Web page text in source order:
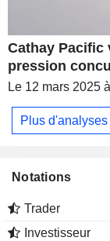
Cathay Pacific
pression
Le 12 mars 2025
Plus d'analyses
Notations
Trader
Investisseur